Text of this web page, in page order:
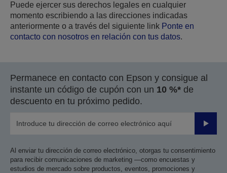
Puede ejercer sus derechos legales en cualquier
momento escribiendo a las direcciones indicadas
anteriormente o a través del siguiente link Ponte en
contacto con nosotros en relación con tus datos.
Permanece en contacto con Epson y consigue al
instante un código de cupón con un 10 %* de
descuento en tu próximo pedido.
Enviar
Al enviar tu dirección de correo electrónico, otorgas tu consentimiento
para recibir comunicaciones de marketing —como encuestas y
estudios de mercado sobre productos, eventos, promociones y